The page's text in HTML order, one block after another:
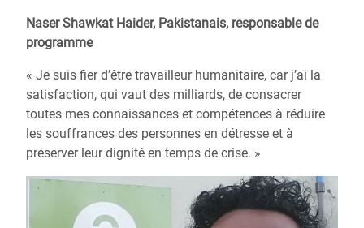
Naser Shawkat Haider, Pakistanais, responsable de
programme
« Je suis fier d’être travailleur humanitaire, car j’ai la
satisfaction, qui vaut des milliards, de consacrer
toutes mes connaissances et compétences à réduire
les souffrances des personnes en détresse et à
préserver leur dignité en temps de crise. »